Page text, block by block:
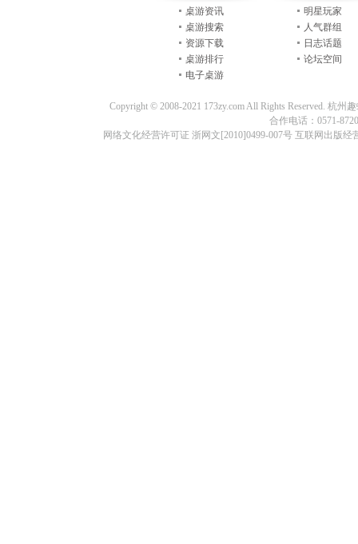
桌游资讯
桌游搜索
资源下载
桌游排行
电子桌游
明星玩家
人气群组
日志话题
论坛空间
Copyright © 2008-2021 173zy.com All Rights Reserved. 杭
合作电话：0571-
网络文化经营许可证 浙网文[2010]0499-007号 互联网出版